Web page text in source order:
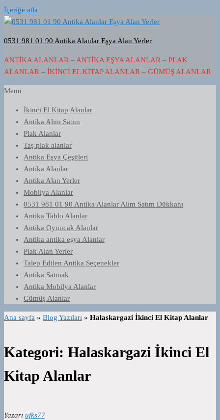
İçeriğe atla
0531 981 01 90 Antika Alanlar Eşya Alan Yerler
ANTIKA ALANLAR – ANTIKA EŞYA ALANLAR – PLAK
ALANLAR – İKINCI EL KITAP ALANLAR – GÜMÜŞ ALANLAR
Menü
İkinci El Kitap Alanlar
Antika Alım Satım
Plak Alanlar
Taş plak alanlar
Antika Eşya Çeşitleri
Antika Alanlar
Antika Alan Yerler
Mobilya Alanlar
0531 981 01 90 Antika Alanlar Alım Satım Dükkanı
Antika Tablo Alanlar
Antika Oyuncak Alanlar
Antika antika eşya Alanlar
Plak Alan Yerler
Talep Edilen Antika Seçenekler
Antika Satmak
Antika Mobilya Alanlar
Gümüş Alanlar
Ana sayfa » Blog Yazıları » Halaskargazi İkinci El Kitap Alanlar
Kategori: Halaskargazi İkinci El
Kitap Alanlar
Yazarı ufks77